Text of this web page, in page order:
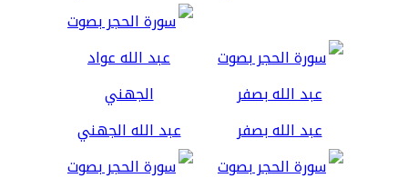
عبد الله بصفر عبد الله الجهني